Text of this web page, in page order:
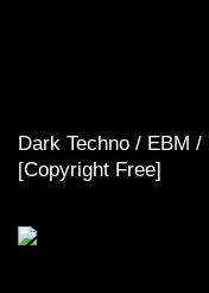
Dark Techno / EBM /
[Copyright Free]